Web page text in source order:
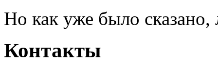
Но как уже было
Контакты